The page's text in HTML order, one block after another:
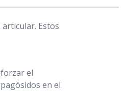
Estos
el
en el